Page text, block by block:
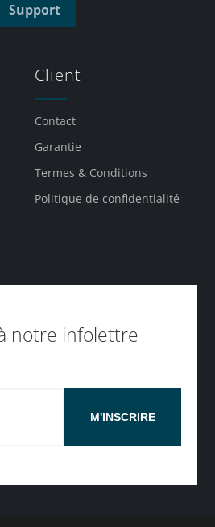
Support
Client
Contact
Garantie
Termes & Conditions
Politique de confidentialité
notre infolettre
M'INSCRIRE